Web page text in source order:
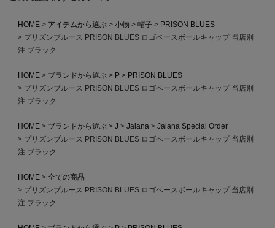
HOME アイテムから選ぶ 小物 帽子
PRISON BLUES
プリズンブルース PRISON BLUES ロゴベースボールキャップ 当店別
注 ブラック
HOME ブランドから選ぶ P
PRISON BLUES
プリズンブルース PRISON BLUES ロゴベースボールキャップ 当店別
注 ブラック
HOME ブランドから選ぶ J Jalana
Jalana Special Order
プリズンブルース PRISON BLUES ロゴベースボールキャップ 当店別
注 ブラック
HOME
全ての商品
プリズンブルース PRISON BLUES ロゴベースボールキャップ 当店別
注 ブラック